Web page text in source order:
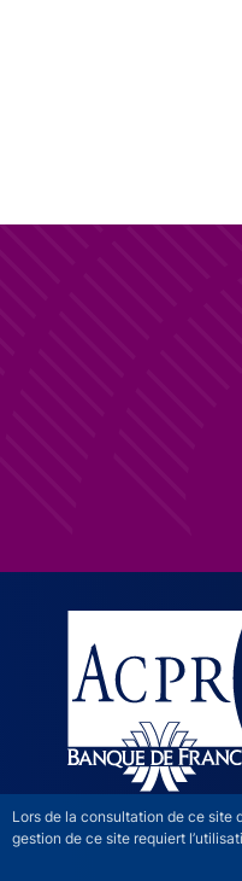
Lors de la consultation de ce site
gestion de ce site requiert